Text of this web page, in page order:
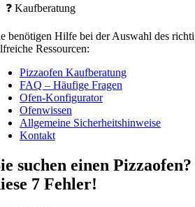
❓ Kaufberatung
benötigen Hilfe bei der Auswahl des
Ressourcen:
Pizzaofen Kaufberatung
FAQ – Häufige Fragen
Ofen-Konfigurator
Ofenwissen
Allgemeine Sicherheitshinweise
Kontakt
suchen einen
7 Fehler!